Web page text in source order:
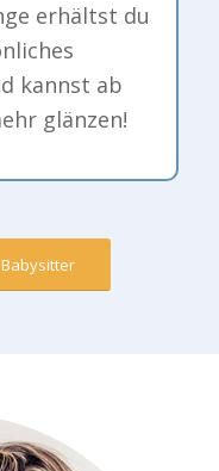
erhältst du
kannst ab
glänzen!